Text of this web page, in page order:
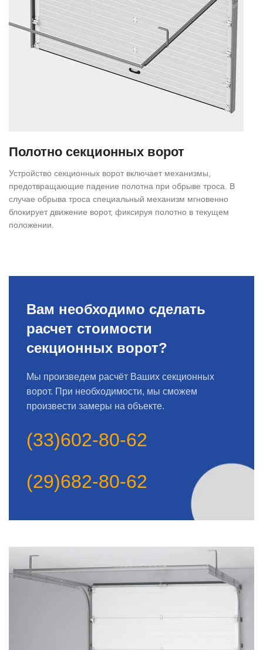
Полотно секционных ворот
Устройство секционных ворот включает механизмы,
предотвращающие падение полотна при обрыве троса. В
случае обрыва троса специальный механизм мгновенно
блокирует движение ворот, фиксируя полотно в текущем
положении.
Вам необходимо сделать
расчет стоимости
секционных ворот?
Мы произведем расчёт Ваших секционных
ворот. При необходимости, мы сможем
произвести замеры на объекте.
(33)602-80-62
(29)682-80-62